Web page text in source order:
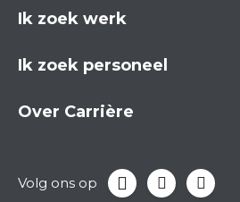
Ik zoek werk
Ik zoek personeel
Over Carrière
Volg ons op